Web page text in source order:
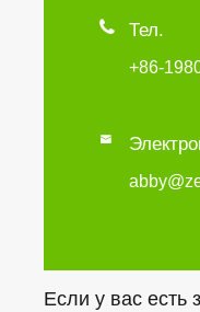
 Тел.
+86-

Если у вас есть